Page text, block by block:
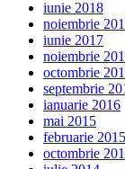
iunie 2018
noiembrie
iunie 2017
noiembrie
octombrie
septembrie
ianuarie 2016
mai 2015
februarie 2015
octombrie